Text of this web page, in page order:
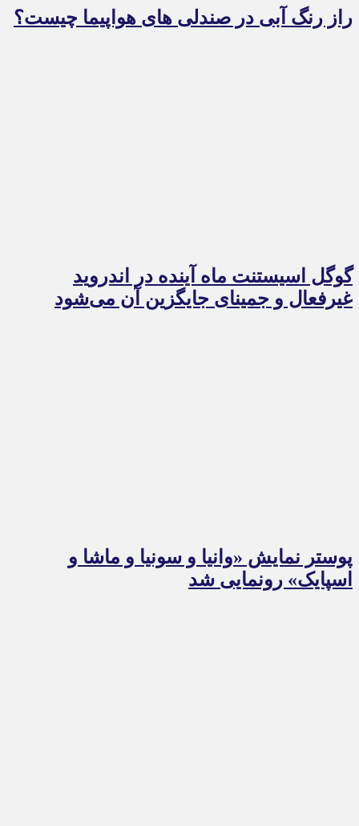
راز رنگ آبی در صندلی های هواپیما چیست؟
گوگل اسیستنت ماه آینده در اندروید
غیرفعال و جمینای جایگزین آن می‌شود
پوستر نمایش «وانیا و سونیا و ماشا و
اسپایک» رونمایی شد